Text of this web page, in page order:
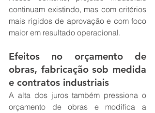
continuam existindo, mas com critérios
mais rígidos de aprovação e com foco
maior em resultado operacional.
Efeitos no orçamento de
obras, fabricação sob medida
e contratos industriais
A alta dos juros também pressiona o
orçamento de obras e modifica a